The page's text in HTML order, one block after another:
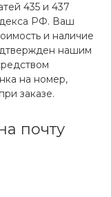
435 и 437
РФ. Ваш
и наличие
нашим
на номер,
заказе.
почту